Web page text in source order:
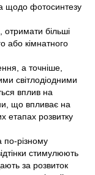
щодо фотосинтезу
більші
або кімнатного
а точніше,
світлодіодними
вплив на
що впливає на
етапах розвитку
по-різному
стимулюють
за розвиток